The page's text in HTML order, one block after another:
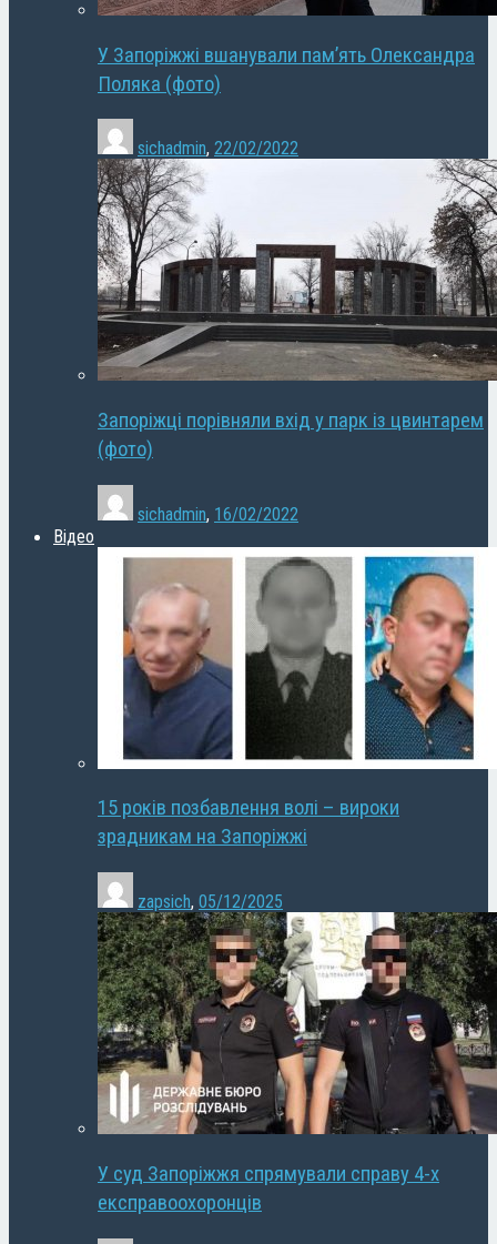
У Запоріжжі вшанували пам’ять Олександра
Поляка (фото)
sichadmin, 22/02/2022
Запоріжці порівняли вхід у парк із цвинтарем
(фото)
sichadmin, 16/02/2022
Відео
15 років позбавлення волі – вироки
зрадникам на Запоріжжі
zapsich, 05/12/2025
У суд Запоріжжя спрямували справу 4-х
експравоохоронців